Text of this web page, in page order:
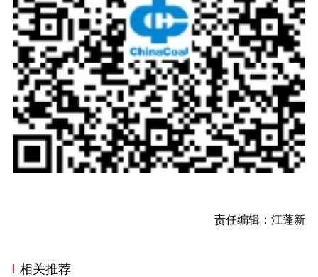
责任编辑：江蓬新
相关推荐